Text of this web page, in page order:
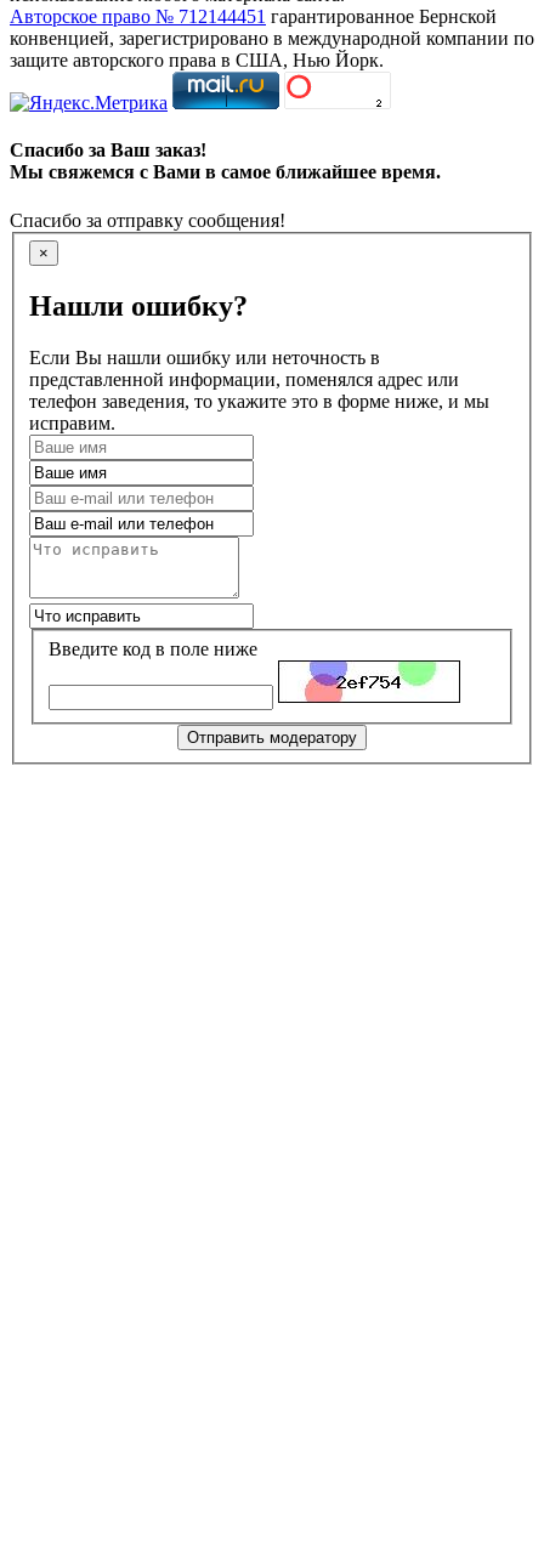
Авторское право № 712144451 гарантированное Бернской
конвенцией, зарегистрировано в международной компании по
защите авторского права в США, Нью Йорк.
Спасибо за Ваш заказ!
Мы свяжемся с Вами в самое ближайшее время.
Спасибо за отправку сообщения!
×
Нашли ошибку?
Если Вы нашли ошибку или неточность в
представленной информации, поменялся адрес или
телефон заведения, то укажите это в форме ниже, и мы
исправим.
Введите код в поле ниже
Отправить модератору